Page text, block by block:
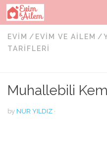
Skip to content
EVIM / EVIM VE AILEM /
TARIFLERI
Muhallebili
by NUR YILDIZ ·